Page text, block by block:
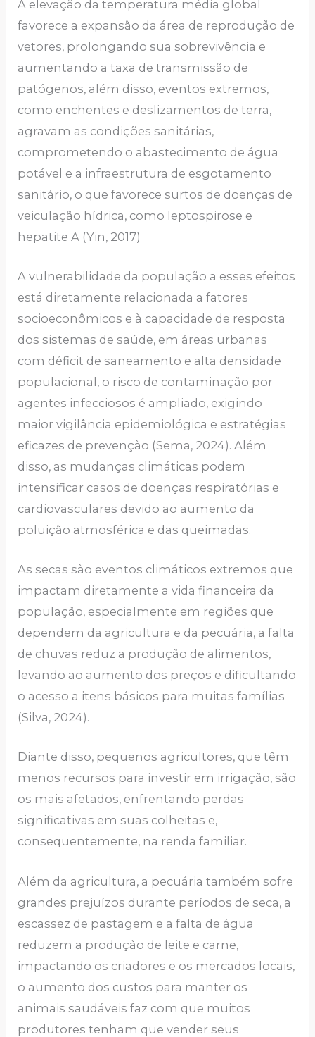
A elevação da temperatura média global
favorece a expansão da área de reprodução de
vetores, prolongando sua sobrevivência e
aumentando a taxa de transmissão de
patógenos, além disso, eventos extremos,
como enchentes e deslizamentos de terra,
agravam as condições sanitárias,
comprometendo o abastecimento de água
potável e a infraestrutura de esgotamento
sanitário, o que favorece surtos de doenças de
veiculação hídrica, como leptospirose e
hepatite A (Yin, 2017)
A vulnerabilidade da população a esses efeitos
está diretamente relacionada a fatores
socioeconômicos e à capacidade de resposta
dos sistemas de saúde, em áreas urbanas
com déficit de saneamento e alta densidade
populacional, o risco de contaminação por
agentes infecciosos é ampliado, exigindo
maior vigilância epidemiológica e estratégias
eficazes de prevenção (Sema, 2024). Além
disso, as mudanças climáticas podem
intensificar casos de doenças respiratórias e
cardiovasculares devido ao aumento da
poluição atmosférica e das queimadas.
As secas são eventos climáticos extremos que
impactam diretamente a vida financeira da
população, especialmente em regiões que
dependem da agricultura e da pecuária, a falta
de chuvas reduz a produção de alimentos,
levando ao aumento dos preços e dificultando
o acesso a itens básicos para muitas famílias
(Silva, 2024).
Diante disso, pequenos agricultores, que têm
menos recursos para investir em irrigação, são
os mais afetados, enfrentando perdas
significativas em suas colheitas e,
consequentemente, na renda familiar.
Além da agricultura, a pecuária também sofre
grandes prejuízos durante períodos de seca, a
escassez de pastagem e a falta de água
reduzem a produção de leite e carne,
impactando os criadores e os mercados locais,
o aumento dos custos para manter os
animais saudáveis faz com que muitos
produtores tenham que vender seus